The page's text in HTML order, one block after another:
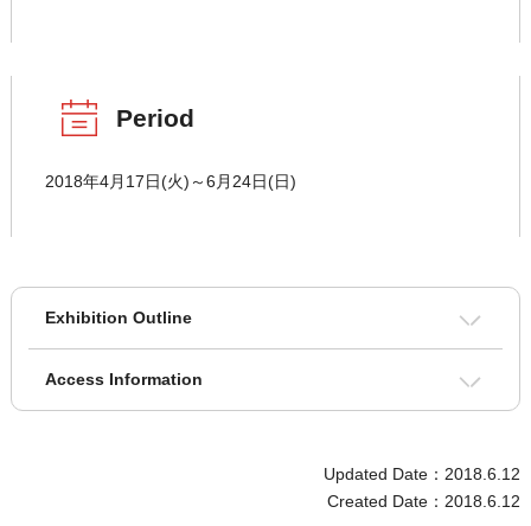
Period
2018年4月17日(火)～6月24日(日)
Exhibition Outline
Access Information
Updated Date：2018.6.12
Created Date：2018.6.12